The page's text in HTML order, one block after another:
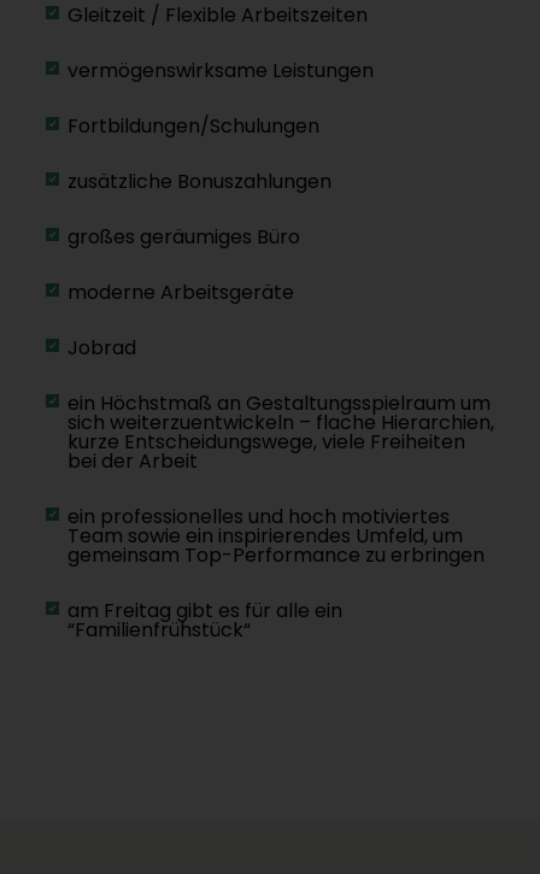
Gleitzeit / Flexible Arbeitszeiten
vermögenswirksame Leistungen
Fortbildungen/Schulungen
zusätzliche Bonuszahlungen
großes geräumiges Büro
moderne Arbeitsgeräte
Jobrad
ein Höchstmaß an Gestaltungsspielraum um
sich weiterzuentwickeln – flache Hierarchien,
kurze Entscheidungswege, viele Freiheiten
bei der Arbeit
ein professionelles und hoch motiviertes
Team sowie ein inspirierendes Umfeld, um
gemeinsam Top-Performance zu erbringen
am Freitag gibt es für alle ein
“Familienfrühstück“